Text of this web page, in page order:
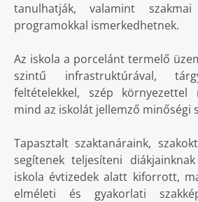
tanulhatják, valamint szakmai
programokkal ismerkedhetnek.
Az iskola a porcelánt termelő
szintű infrastruktúrával,
feltételekkel, szép környezettel
mind az iskolát jellemző minőségi
Tapasztalt szaktanáraink,
segítenek teljesíteni
iskola évtizedek alatt kiforrott,
elméleti és gyakorlati